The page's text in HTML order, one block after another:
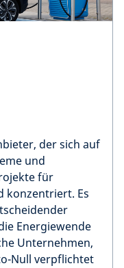
der sich auf
und
für
konzentriert. Es
Energiewende
Unternehmen,
Null verpflichtet